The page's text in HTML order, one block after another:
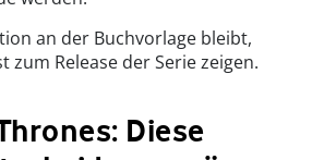
an der Buchvorlage bleibt,
zum Release der Serie zeigen.
Diese